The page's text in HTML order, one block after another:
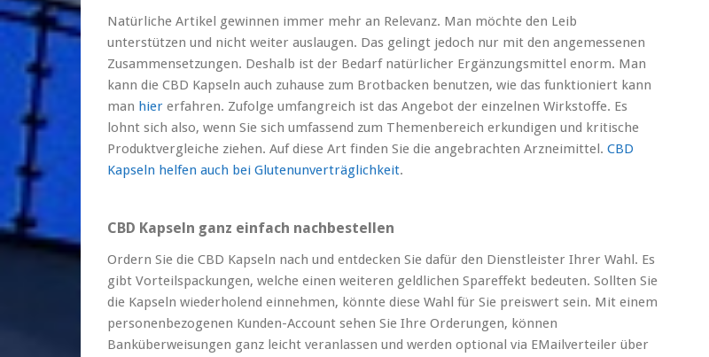
Natürliche Artikel gewinnen immer mehr an Relevanz. Man möchte den Leib
unterstützen und nicht weiter auslaugen. Das gelingt jedoch nur mit den angemessenen
Zusammensetzungen. Deshalb ist der Bedarf natürlicher Ergänzungsmittel enorm. Man
kann die CBD Kapseln auch zuhause zum Brotbacken benutzen, wie das funktioniert kann
man hier erfahren. Zufolge umfangreich ist das Angebot der einzelnen Wirkstoffe. Es
lohnt sich also, wenn Sie sich umfassend zum Themenbereich erkundigen und kritische
Produktvergleiche ziehen. Auf diese Art finden Sie die angebrachten Arzneimittel. CBD
Kapseln helfen auch bei Glutenunverträglichkeit.
CBD Kapseln ganz einfach nachbestellen
Ordern Sie die CBD Kapseln nach und entdecken Sie dafür den Dienstleister Ihrer Wahl. Es
gibt Vorteilspackungen, welche einen weiteren geldlichen Spareffekt bedeuten. Sollten Sie
die Kapseln wiederholend einnehmen, könnte diese Wahl für Sie preiswert sein. Mit einem
personenbezogenen Kunden-Account sehen Sie Ihre Orderungen, können
Banküberweisungen ganz leicht veranlassen und werden optional via EMailverteiler über